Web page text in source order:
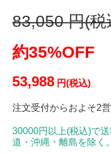
83,050 円(税
約35%OFF
53,988 円(税込)
注文受付からおよそ2
30000円以上(税込)で
道・沖縄・離島を除く